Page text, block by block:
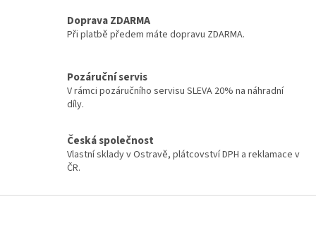
í
k
i
n
í
Doprava ZDARMA
Při platbě předem máte dopravu ZDARMA.
Pozáruční servis
V rámci pozáručního servisu SLEVA 20% na náhradní
díly.
Česká společnost
Vlastní sklady v Ostravě, plátcovství DPH a reklamace v
ČR.